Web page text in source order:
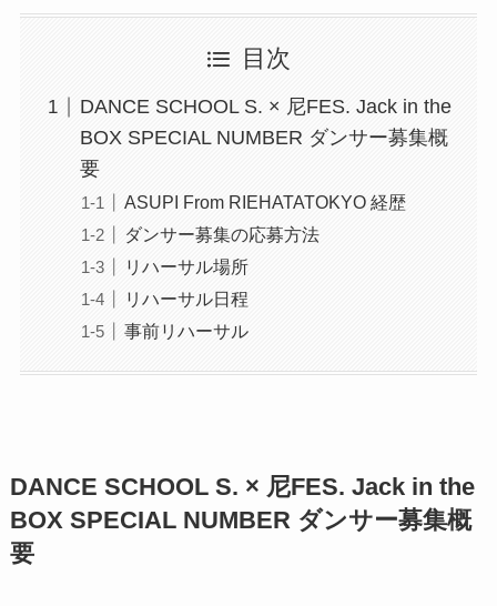
目次
DANCE SCHOOL S. × 尼FES. Jack in the
BOX SPECIAL NUMBER ダンサー募集概
要
ASUPI From RIEHATATOKYO 経歴
ダンサー募集の応募方法
リハーサル場所
リハーサル日程
事前リハーサル
DANCE SCHOOL S. × 尼FES. Jack in the
BOX SPECIAL NUMBER ダンサー募集概
要